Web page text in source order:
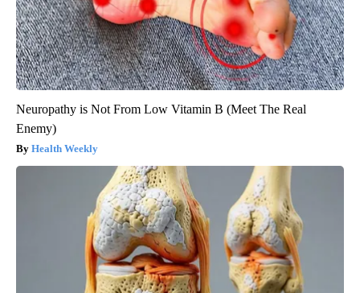
Neuropathy is Not From Low Vitamin B (Meet The Real
Enemy)
Health Weekly